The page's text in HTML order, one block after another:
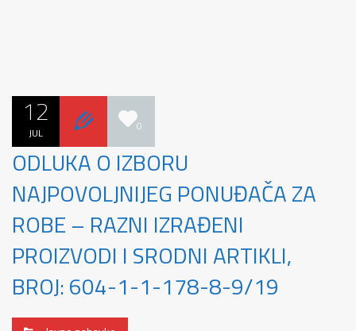
12
JUL 0
ODLUKA O IZBORU
NAJPOVOLJNIJEG PONUĐAČA ZA
ROBE – RAZNI IZRAĐENI
PROIZVODI I SRODNI ARTIKLI,
BROJ: 604-1-1-178-8-9/19